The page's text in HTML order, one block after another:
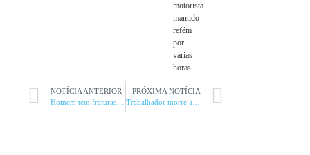
motorista
mantido
refém
por
várias
horas
NOTÍCIA ANTERIOR
PRÓXIMA NOTÍCIA